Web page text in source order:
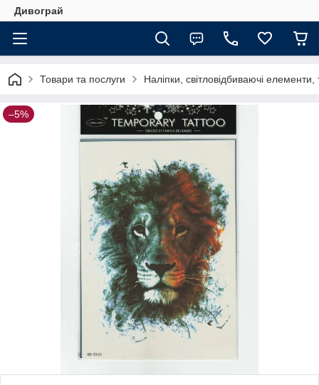
Дивограй
Товари та послуги Наліпки, світловідбиваючі
–5%